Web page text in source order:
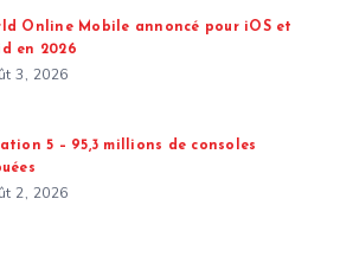
Online Mobile annoncé pour iOS et
en 2026
3, 2026
5 – 95,3 millions de consoles
2, 2026